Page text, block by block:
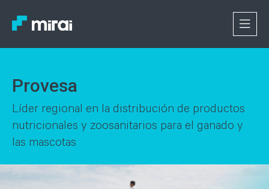
Provesa
Líder regional en la distribución de productos
nutricionales y zoosanitarios para el ganado y
las mascotas